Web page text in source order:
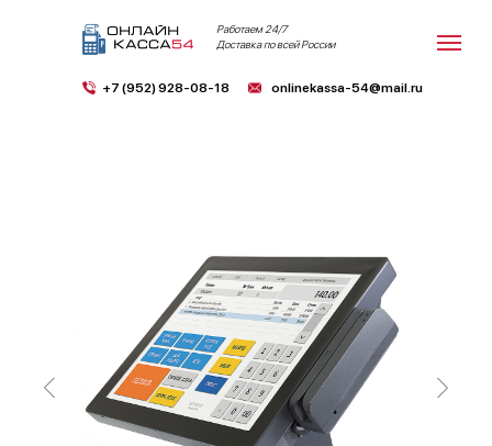
+7 (952) 928-08-18 onlinekassa-54@mail.ru
Работаем 24/7
Доставка по всей России